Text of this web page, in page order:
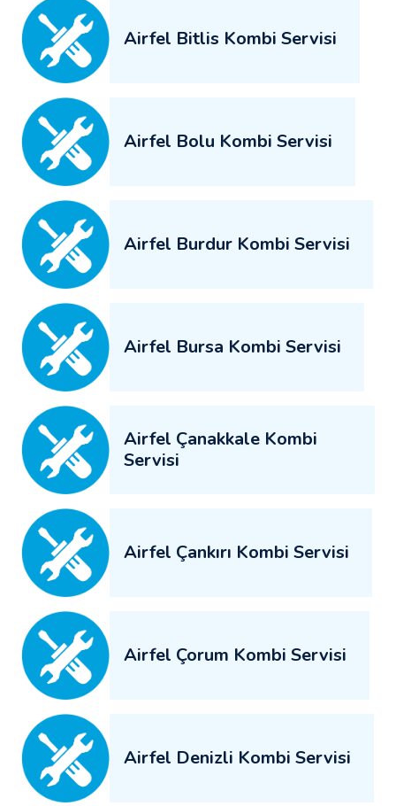
Airfel Bitlis Kombi Servisi
Airfel Bolu Kombi Servisi
Airfel Burdur Kombi Servisi
Airfel Bursa Kombi Servisi
Airfel Çanakkale Kombi
Servisi
Airfel Çankırı Kombi Servisi
Airfel Çorum Kombi Servisi
Airfel Denizli Kombi Servisi